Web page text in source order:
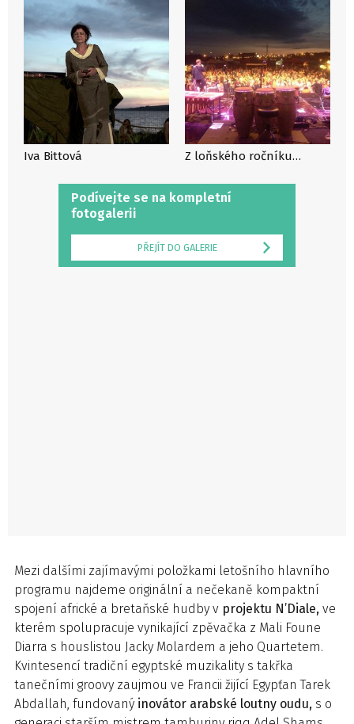
Podívejte se na kompletní
fotogalerii
PŘEJÍT DO GALERIE
Iva Bittová Z loňského ročníku…
Mezi dalšími zajímavými položkami letošního hlavního
programu najdeme originální a nečekaně kompaktní
spojení africké a bretaňské hudby v projektu N’Diale, ve
kterém spolupracuje vynikající zpěvačka z Mali Foune
Diarra s houslistou Jacky Molardem a jeho Quartetem.
Kvintesencí tradiční egyptské muzikality s takřka
tanečními groovy zaujmou ve Francii žijící Egypťan Tarek
Abdallah, fundovaný inovátor arabské loutny oudu, s o